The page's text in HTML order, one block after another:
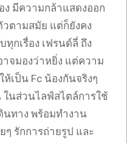
ง มีความกล้าแสดงออก
ตามสมัย แต่ก็ยังคง
ทุกเรื่อง เฟรนด์ลี่ ถึง
จมองว่าหยิ่ง แต่ความ
ห้เป็น Fc น้องกันจริงๆ
ในส่วนไลฟ์สไตล์การใช้
นทาง พร้อมทำงาน
รักการถ่ายรูป และ